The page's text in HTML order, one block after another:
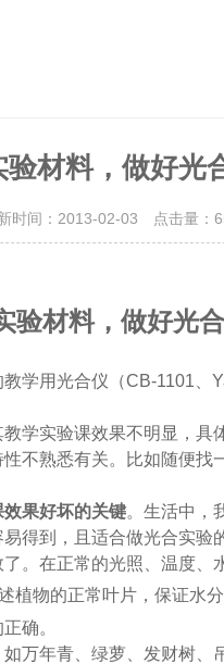
验材料，做好光
时间：2013-02-03 点击量：
验材料，做好光
学用光合仪（CB-1101 、
映，其教学实验课效果不明
不熟悉有关。比如随便
果好坏的关键。生活中，
得到，且适合做光合实验
。在正常的光照、温度、
植物的正常叶片，保证水
确。
青、绿萝、发财树、吊兰等